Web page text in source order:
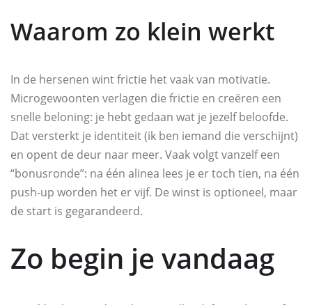
Waarom zo klein werkt
In de hersenen wint frictie het vaak van motivatie.
Microgewoonten verlagen die frictie en creëren een
snelle beloning: je hebt gedaan wat je jezelf beloofde.
Dat versterkt je identiteit (ik ben iemand die verschijnt)
en opent de deur naar meer. Vaak volgt vanzelf een
“bonusronde”: na één alinea lees je er toch tien, na één
push-up worden het er vijf. De winst is optioneel, maar
de start is gegarandeerd.
Zo begin je vandaag